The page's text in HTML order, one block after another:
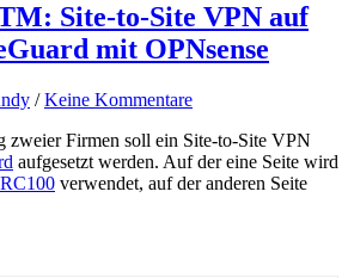
Site-to-Site VPN auf
mit OPNsense
/Keine Kommentare
zweier Firmen soll ein Site-to-Site VPN
aufgesetzt werden. Auf der eine Seite wird
verwendet, auf der anderen Seite